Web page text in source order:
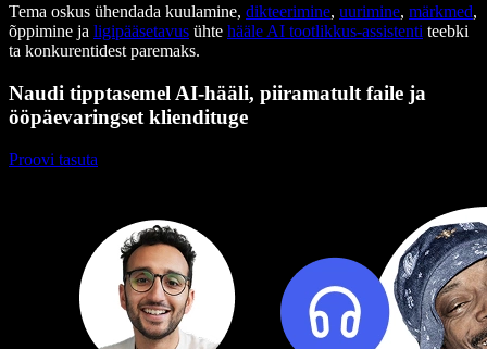
Tema oskus ühendada kuulamine, dikteerimine, uurimine, märkmed,
õppimine ja ligipääsetavus ühte hääle AI tootlikkus-assistenti teebki
ta konkurentidest paremaks.
Naudi tipptasemel AI-hääli, piiramatult faile ja
ööpäevaringset kliendituge
Proovi tasuta